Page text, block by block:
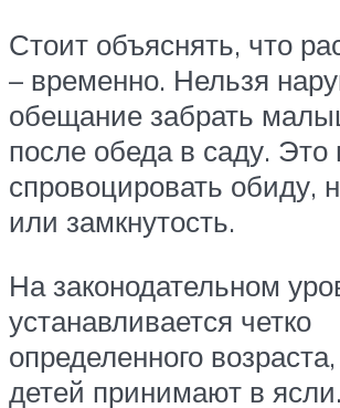
Стоит объяснять, что
– временно. Нельзя
обещание забрать
после обеда в саду. Это
спровоцировать обиду,
или замкнутость.
На законодательном
устанавливается четко
определенного возраста,
детей принимают в